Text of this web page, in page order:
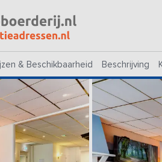
& Beschikbaarheid Beschrijving